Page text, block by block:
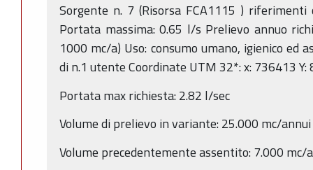
Sorgente n. 7 (Risorsa FCA1115 )
Portata massima: 0.65 l/s Prelievo annuo
1000 mc/a) Uso: consumo umano, igienico ed
di n.1 utente Coordinate UTM 32*: x: 736413
Portata max richiesta: 2.82 l/sec
Volume di prelievo in variante: 25.000 mc/annui
Volume precedentemente assentito: 7.000 mc/